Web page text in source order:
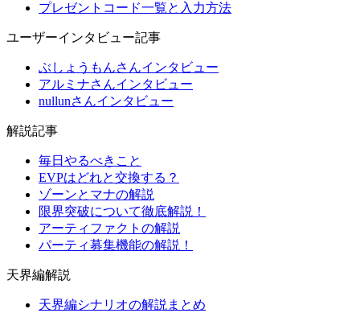
プレゼントコード一覧と入力方法
ユーザーインタビュー記事
ぶしょうもんさんインタビュー
アルミナさんインタビュー
nullunさんインタビュー
解説記事
毎日やるべきこと
EVPはどれと交換する？
ゾーンとマナの解説
限界突破について徹底解説！
アーティファクトの解説
パーティ募集機能の解説！
天界編解説
天界編シナリオの解説まとめ